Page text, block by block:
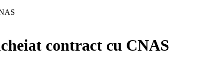
contract cu CNAS